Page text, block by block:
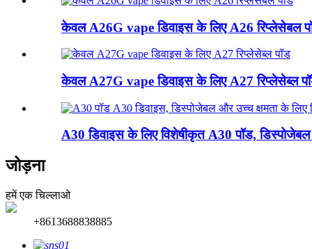
केवल A26G vape डिवाइस के लिए A26 रिप्लेसेबल
केवल A27G vape डिवाइस के लिए A27 रिप्लेसेब्ल
A30 डिवाइस के लिए विशेषीकृत A30 पॉड,
जोड़ना
हमें एक चिल्लाओ
+8613688838885